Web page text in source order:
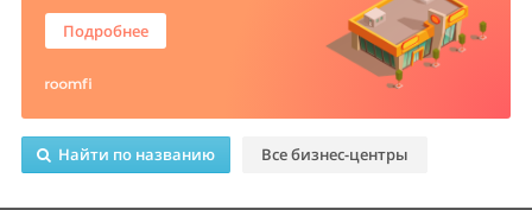
Подробнее
Найти по названию Все бизнес-центры